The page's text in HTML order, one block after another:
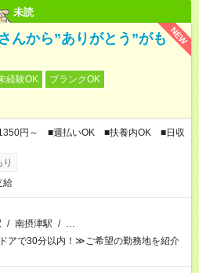
未読
NEW
んから”ありがとう”がも
経験OK
ブランクOK
1350円～ ■週払いOK ■扶養内OK ■日収
給
/ 南摂津駅 / …
アで30分以内！≫ご希望の勤務地を紹介